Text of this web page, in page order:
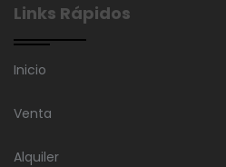
Links Rápidos
Inicio
Venta
Alquiler